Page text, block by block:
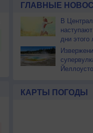
ГЛАВНЫЕ
В
дни этого
КАРТЫ ПОГОДЫ